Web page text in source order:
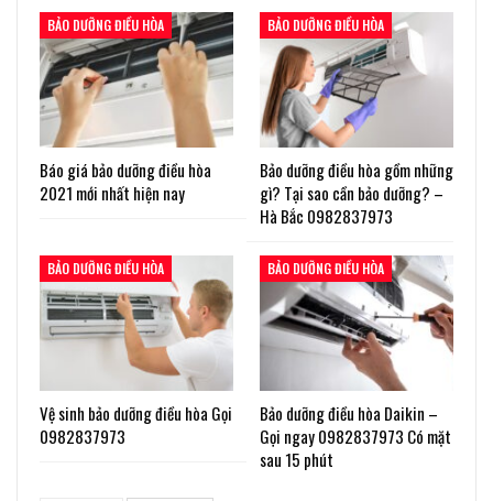
BẢO DƯỠNG ĐIỀU HÒA
Báo giá bảo dưỡng điều hòa
2021 mới nhất hiện nay
BẢO DƯỠNG ĐIỀU HÒA
Bảo dưỡng điều hòa gồm những
gì? Tại sao cần bảo dưỡng? –
Hà Bắc 0982837973
BẢO DƯỠNG ĐIỀU HÒA
Vệ sinh bảo dưỡng điều hòa Gọi
0982837973
BẢO DƯỠNG ĐIỀU HÒA
Bảo dưỡng điều hòa Daikin –
Gọi ngay 0982837973 Có mặt
sau 15 phút